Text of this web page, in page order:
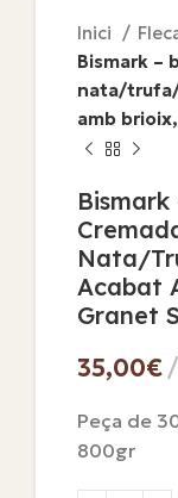
Inici
Bismark –
nata/
amb
Nata/
Acabat
Granet
€
Peça de
800gr